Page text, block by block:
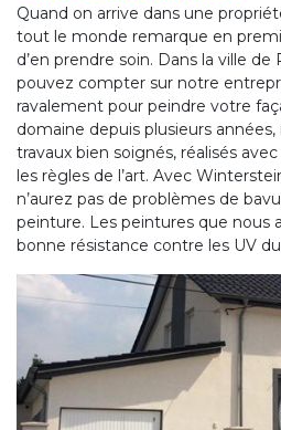
Quand on arrive dans une
tout le monde remarque en
d’en prendre soin. Dans la ville de
pouvez compter sur notre
ravalement pour peindre votre
domaine depuis plusieurs
travaux bien soignés, réalisés
les règles de l’art. Avec
n’aurez pas de problèmes de
peinture. Les peintures que nous
bonne résistance contre les UV du